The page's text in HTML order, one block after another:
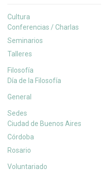
Cultura
Conferencias / Charlas
Seminarios
Talleres
Filosofía
Día de la Filosofía
General
Sedes
Ciudad de Buenos Aires
Córdoba
Rosario
Voluntariado